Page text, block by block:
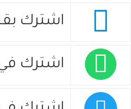
اشترك
اشترك